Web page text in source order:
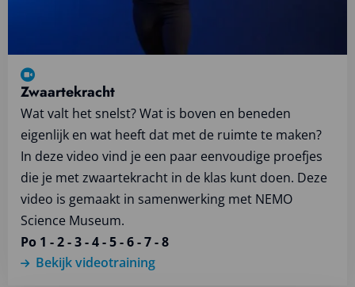
Zwaartekracht
Wat valt het snelst? Wat is boven en beneden
eigenlijk en wat heeft dat met de ruimte te maken?
In deze video vind je een paar eenvoudige proefjes
die je met zwaartekracht in de klas kunt doen. Deze
video is gemaakt in samenwerking met NEMO
Science Museum.
Po 1 - 2 - 3 - 4 - 5 - 6 - 7 - 8
Bekijk videotraining